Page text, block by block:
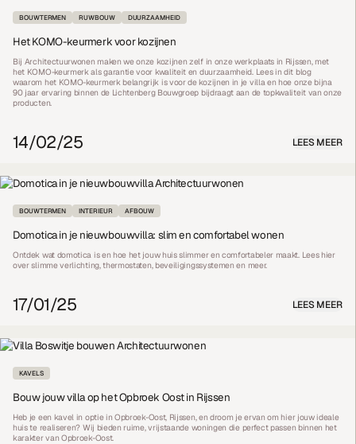
BOUWTERMEN RUWBOUW DUURZAAMHEID
Het KOMO-keurmerk voor kozijnen
Bij Architectuurwonen maken we onze kozijnen zelf in onze werkplaats in Rijssen, met
het KOMO-keurmerk als garantie voor kwaliteit en duurzaamheid. Lees in dit blog
waarom het KOMO-keurmerk belangrijk is voor de kozijnen in je villa en hoe onze bijna
90 jaar ervaring binnen de Lichtenberg Bouwgroep bijdraagt aan de topkwaliteit van onze
producten.
14/02/25 LEES MEER
BOUWTERMEN INTERIEUR AFBOUW
Domotica in je nieuwbouwvilla: slim en comfortabel wonen
Ontdek wat domotica is en hoe het jouw huis slimmer en comfortabeler maakt. Lees hier
over slimme verlichting, thermostaten, beveiligingssystemen en meer.
17/01/25 LEES MEER
KAVELS
Bouw jouw villa op het Opbroek Oost in Rijssen
Heb je een kavel in optie in Opbroek-Oost, Rijssen, en droom je ervan om hier jouw ideale
huis te realiseren? Wij bieden ruime, vrijstaande woningen die perfect passen binnen het
karakter van Opbroek-Oost.